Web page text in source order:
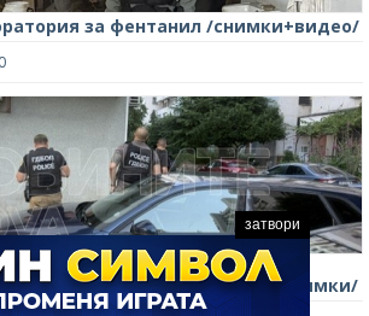
за фентанил /снимки+видео/
0
във ВиК-Бургас, проверяват
на дружеството /снимки/
затвори